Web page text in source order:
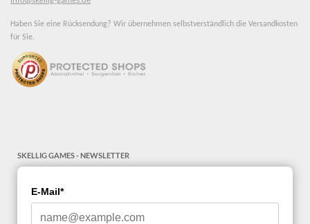
Haben Sie eine Rücksendung? Wir übernehmen selbstverständlich die Versandkosten
für Sie.
SKELLIG GAMES - NEWSLETTER
E-Mail*